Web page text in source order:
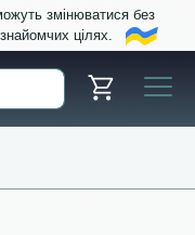
змінюватися без
цілях.